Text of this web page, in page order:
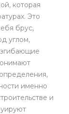
которая
Это
брус,
углом,
именно
и